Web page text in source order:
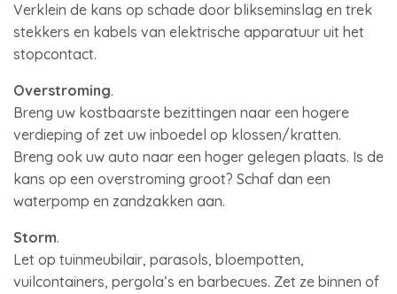
Verklein de kans op schade door blikseminslag en trek
stekkers en kabels van elektrische apparatuur uit het
stopcontact.
Overstroming.
Breng uw kostbaarste bezittingen naar een hogere
verdieping of zet uw inboedel op klossen/kratten.
Breng ook uw auto naar een hoger gelegen plaats. Is de
kans op een overstroming groot? Schaf dan een
waterpomp en zandzakken aan.
Storm.
Let op tuinmeubilair, parasols, bloempotten,
vuilcontainers, pergola’s en barbecues. Zet ze binnen of